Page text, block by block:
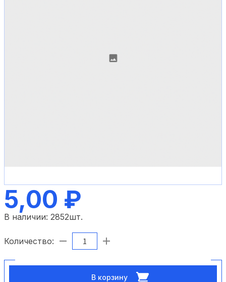
5,00 ₽
В наличии: 2852шт.
Количество:
В корзину